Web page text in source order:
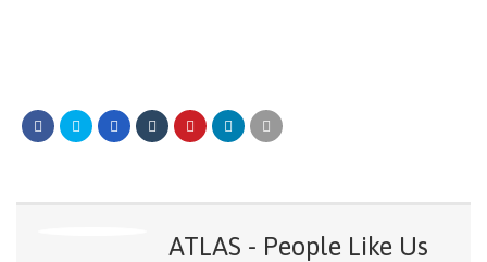
ATLAS - People Like Us